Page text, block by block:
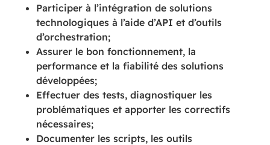
Participer à l’intégration de solutions
technologiques à l’aide d’API et d’outils
d’orchestration;
Assurer le bon fonctionnement, la
performance et la fiabilité des solutions
développées;
Effectuer des tests, diagnostiquer les
problématiques et apporter les correctifs
nécessaires;
Documenter les scripts, les outils